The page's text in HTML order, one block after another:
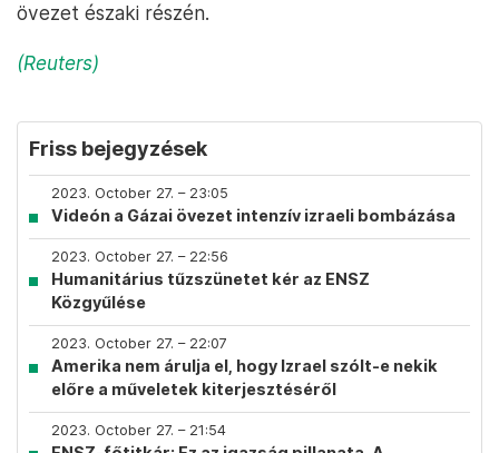
övezet északi részén.
(Reuters)
Friss bejegyzések
2023. October 27. – 23:05
Videón a Gázai övezet intenzív izraeli bombázása
2023. October 27. – 22:56
Humanitárius tűzszünetet kér az ENSZ
Közgyűlése
2023. October 27. – 22:07
Amerika nem árulja el, hogy Izrael szólt-e nekik
előre a műveletek kiterjesztéséről
2023. October 27. – 21:54